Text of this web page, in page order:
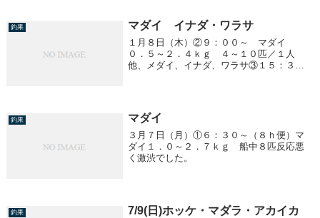
釣果 マダイ イナダ・ワラサ
１月８日（木）②９：００～ マダイ
０．５～２．４ｋｇ ４～１０匹／１人
他、メダイ、イナダ、ワラサ③１５：３０
釣果 マダイ
３月７日（月）①６：３０～（８ｈ便）マ
ダイ１．０～２．７ｋｇ 船中８匹反応悪
く激渋でした。
釣果 7/9(日)ホッケ・マダラ・アカイカ